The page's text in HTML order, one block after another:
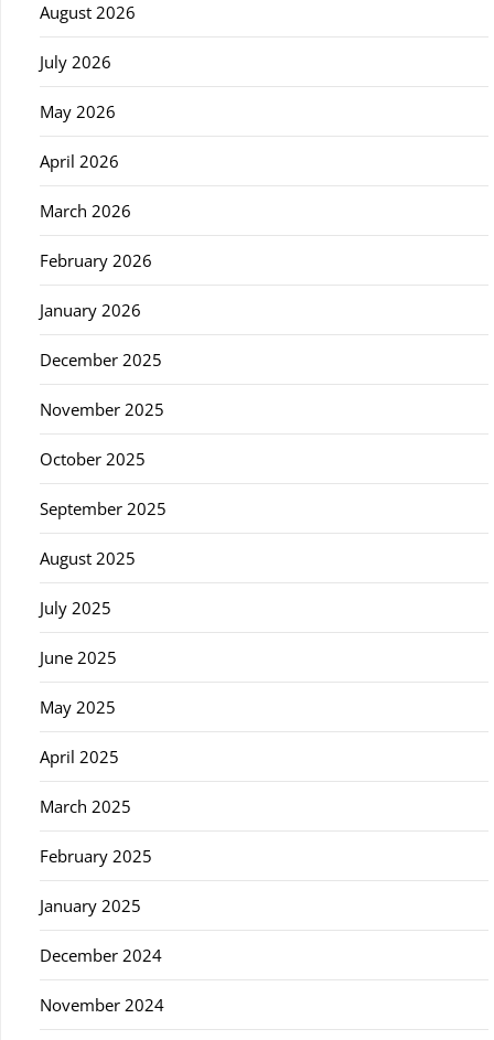
August 2026
July 2026
May 2026
April 2026
March 2026
February 2026
January 2026
December 2025
November 2025
October 2025
September 2025
August 2025
July 2025
June 2025
May 2025
April 2025
March 2025
February 2025
January 2025
December 2024
November 2024